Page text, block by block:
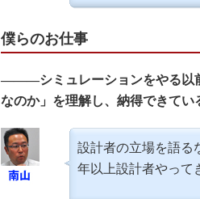
僕らのお仕事
―――シミュレーションをやる以
なのか」を理解し、納得できてい
設計者の立場を語る
年以上設計者やっ